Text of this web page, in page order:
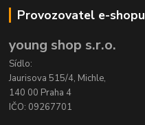
Provozovatel e-shopu
young shop s.r.o.
Sídlo:
Jaurisova 515/4, Michle,
140 00 Praha 4
IČO: 09267701